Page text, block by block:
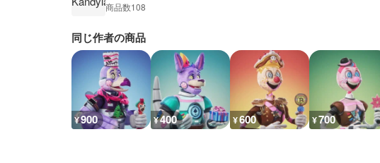
商品数108
同じ作者の商品
¥900 ¥400 ¥600 ¥700